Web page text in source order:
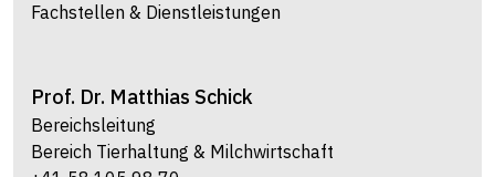
Fachstellen & Dienstleistungen
Prof. Dr. Matthias Schick
Bereichsleitung
Bereich Tierhaltung & Milchwirtschaft